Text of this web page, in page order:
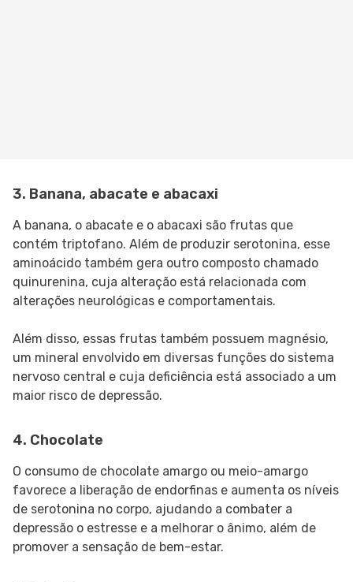
3. Banana, abacate e abacaxi
A banana, o abacate e o abacaxi são frutas que
contém triptofano. Além de produzir serotonina, esse
aminoácido também gera outro composto chamado
quinurenina, cuja alteração está relacionada com
alterações neurológicas e comportamentais.
Além disso, essas frutas também possuem magnésio,
um mineral envolvido em diversas funções do sistema
nervoso central e cuja deficiência está associado a um
maior risco de depressão.
4. Chocolate
O consumo de chocolate amargo ou meio-amargo
favorece a liberação de endorfinas e aumenta os níveis
de serotonina no corpo, ajudando a combater a
depressão o estresse e a melhorar o ânimo, além de
promover a sensação de bem-estar.